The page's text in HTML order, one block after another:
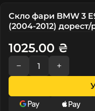
Скло фари BMW 3
(2004-2012) дорест/
1025.00 ₴
− +